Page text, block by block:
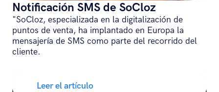
Notificación SMS de SoCloz
"SoCloz, especializada en la digitalización de
puntos de venta, ha implantado en Europa la
mensajería de SMS como parte del recorrido del
cliente.
Leer el artículo